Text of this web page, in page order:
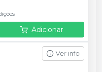
Adicionar
Ver info